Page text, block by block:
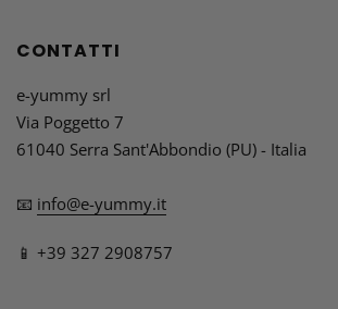
CONTATTI
e-yummy srl
Via Poggetto 7
61040 Serra Sant'Abbondio (PU) - Italia
📧 info@e-yummy.it
📱 +39 327 2908757